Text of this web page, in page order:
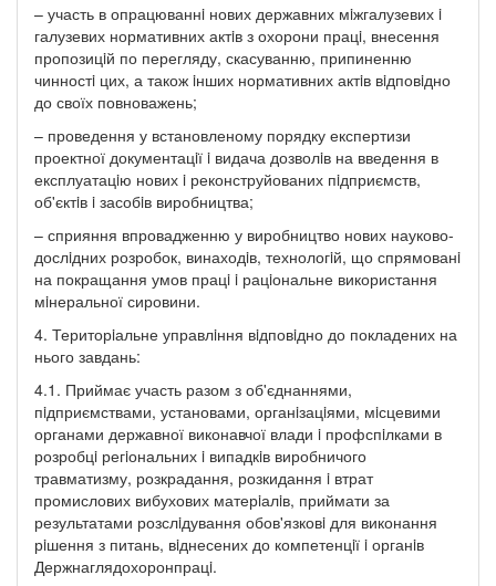
– участь в опрацюваннi нових державних мiжгалузевих i
галузевих нормативних актiв з охорони працi, внесення
пропозицiй по перегляду, скасуванню, припиненню
чинностi цих, а також iнших нормативних актiв вiдповiдно
до своїх повноважень;
– проведення у встановленому порядку експертизи
проектної документацiї i видача дозволiв на введення в
експлуатацiю нових i реконструйованих пiдприємств,
об'єктiв i засобiв виробництва;
– сприяння впровадженню у виробництво нових науково-
дослiдних розробок, винаходiв, технологiй, що спрямованi
на покращання умов працi i рацiональне використання
мiнеральної сировини.
4. Територiальне управлiння вiдповiдно до покладених на
нього завдань:
4.1. Приймає участь разом з об'єднаннями,
пiдприємствами, установами, органiзацiями, мiсцевими
органами державної виконавчої влади i профспiлками в
розробцi регiональних i випадкiв виробничого
травматизму, розкрадання, розкидання i втрат
промислових вибухових матерiалiв, приймати за
результатами розслiдування обов'язковi для виконання
рiшення з питань, вiднесених до компетенцiї i органiв
Держнаглядохоронпрацi.